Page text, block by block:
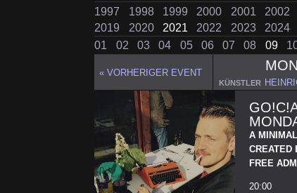
1997 1998 1999 2000 2001 2002
2019
2020 2021 2022 2023 2024
01
02 03 04 05 06 07 08 09
« VORHERIGER EVENT
KÜNSTLER
A
CREATED
FREE
20:00